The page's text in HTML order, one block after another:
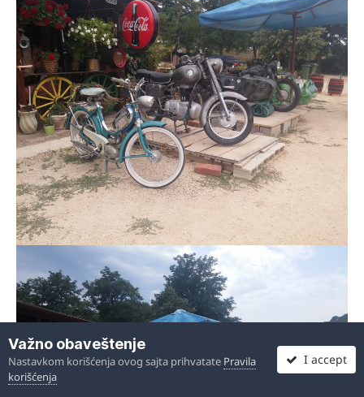
Važno obaveštenje
Nastavkom korišćenja ovog sajta prihvatate Pravila
korišćenja
I accept